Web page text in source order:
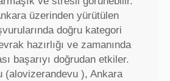
üzerinden yürütülen
doğru kategori
hazırlığı ve zamanında
başarıyı doğrudan etkiler.
(alovizerandevu ), Ankara